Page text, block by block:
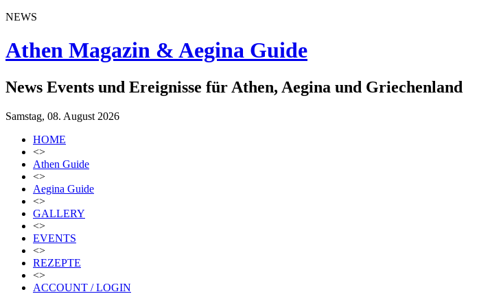
NEWS
Athen Magazin & Aegina Guide
News Events und Ereignisse für Athen, Aegina und Griechenland
Samstag, 08. August 2026
HOME
<>
Athen Guide
<>
Aegina Guide
<>
GALLERY
<>
EVENTS
<>
REZEPTE
<>
ACCOUNT / LOGIN